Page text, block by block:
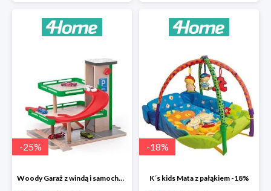
-25%
Woody Garaż z windą i samochodziki SIKU -25%
-18%
K´s kids Mata z pałąkiem -18%